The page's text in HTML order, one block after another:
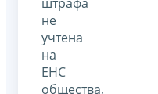
не
учтена
на
ЕНС
общества,